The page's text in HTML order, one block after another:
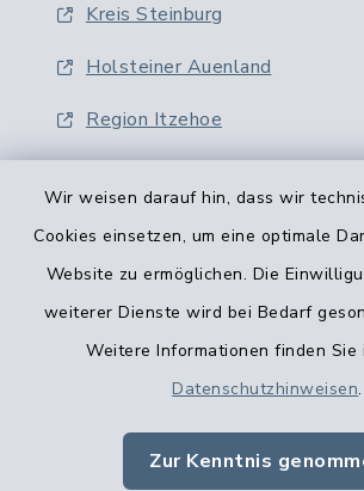
Wir weisen darauf hin, dass wir
Cookies einsetzen, um eine optimale
Website zu ermöglichen. Die
weiterer Dienste wird bei Bedarf
Weitere Informationen finden Sie
Datenschutzhinweisen.
Zur Kenntnis
Kreis Steinburg
Holsteiner Auenland
Region Itzehoe
Barrierefreiheit
Impressum